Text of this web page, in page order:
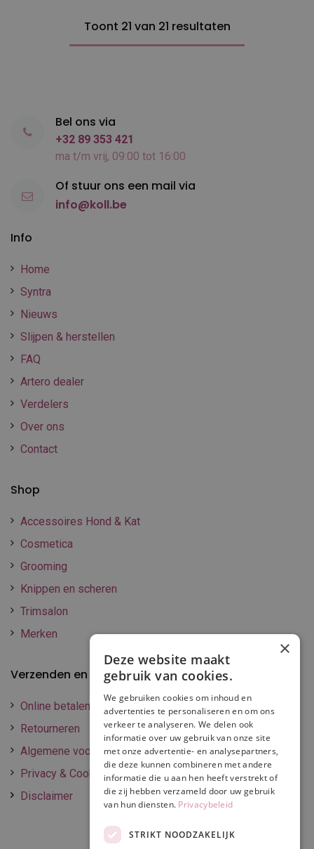
Toont 21 van 21 resultaten
Info
Home
Syntra
Nieuws
Slijpen & herstellen
FAQ
Artero dealer
Verdelers
Over ons
Contact
Shop
Accessoires Hond & Kat
Cosmetica
Grooming
Knippen en scheren
Trimsalon
Merken
Verzenden en betalen
Online betalen
Retourneren
Algemene voorwaarden
Privacy & Cookie policy
Disclaimer
Bel ons via
+32 89 353 421
ma t/m vrij, 09:00 tot 16:00
Of stuur ons een mail via
info@koll.be
×
Deze website maakt
gebruik van cookies.
We gebruiken cookies om inhoud en
advertenties te personaliseren en om ons
verkeer te analyseren. We delen ook
informatie over uw gebruik van onze site
met onze advertentie- en analysepartners,
die deze kunnen combineren met andere
informatie die u aan hen heeft verstrekt of
die zij hebben verzameld door uw gebruik
van hun diensten. Privacybeleid
STRIKT NOODZAKELIJK